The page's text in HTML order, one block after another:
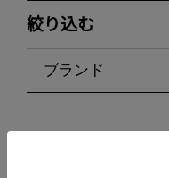
絞り込む
ブランド